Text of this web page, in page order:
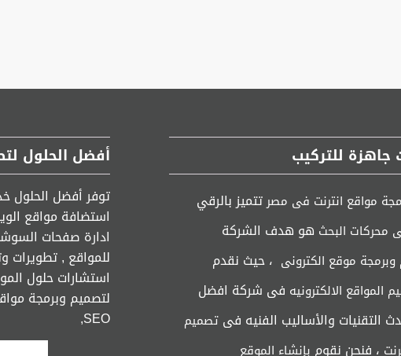
جاهزة للتركيب
مواقع انترنت فى مصرتتميز بالرقي
محركات البحث هو هدف الشركة
موقع الكترونى ، حيث نقدم
المواقع الالكترونيه فى شركة افضل
التقنيات والأساليب الفنيه فى تصميم
، فنحن نقوم بإنشاء الموقع
أفضل الحلول
توفر أفضل الحلول
استضافة مواقع
ادارة صفحات
للمواقع , تطويرات
استشارات حلول
لتصميم وبرمجة
SEO,